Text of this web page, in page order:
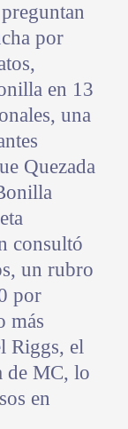
por
en 13
una
Quezada
consultó
un rubro
por
más
Riggs, el
de MC, lo
en